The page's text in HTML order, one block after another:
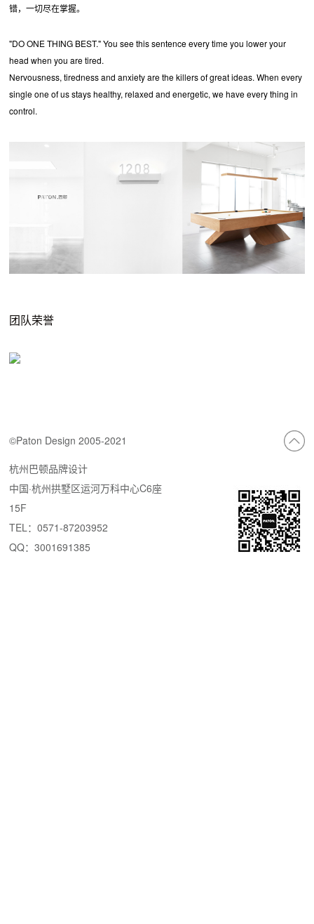
错，一切尽在掌握。
"DO ONE THING BEST." You see this sentence every time you lower your
head when you are tired.
Nervousness, tiredness and anxiety are the killers of great ideas. When every
single one of us stays healthy, relaxed and energetic, we have every thing in
control.
团队荣誉
©Paton Design 2005-2021
杭州巴顿品牌设计
中国·杭州拱墅区运河万科中心C6座
15F
TEL：0571-87203952
QQ：3001691385